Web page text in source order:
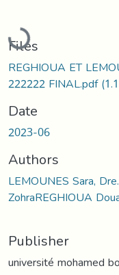
Loading...
Files
REGHIOUA ET
222222 FINAL.pdf
Date
2023-06
Authors
LEMOUNES Sara,
ZohraREGHIOUA
Publisher
université mohamed